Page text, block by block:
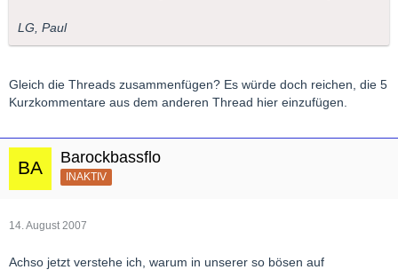
LG, Paul
Gleich die Threads zusammenfügen? Es würde doch reichen, die 5
Kurzkommentare aus dem anderen Thread hier einzufügen.
Barockbassflo
INAKTIV
14. August 2007
Achso jetzt verstehe ich, warum in unserer so bösen auf